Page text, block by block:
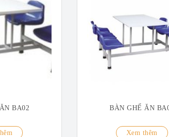
BA02 BÀN GHẾ ĂN
Xem thêm